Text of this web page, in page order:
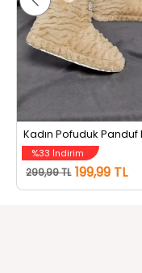
%33 İndirim
299,99 TL 199,99 TL